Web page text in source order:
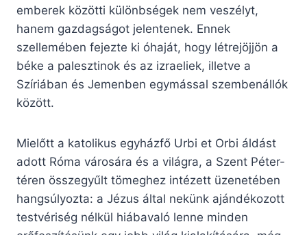
emberek közötti különbségek nem veszélyt,
hanem gazdagságot jelentenek. Ennek
szellemében fejezte ki óhaját, hogy létrejöjjön a
béke a palesztinok és az izraeliek, illetve a
Szíriában és Jemenben egymással szembenállók
között.
Mielőtt a katolikus egyházfő Urbi et Orbi áldást
adott Róma városára és a világra, a Szent Péter-
téren összegyűlt tömeghez intézett üzenetében
hangsúlyozta: a Jézus által nekünk ajándékozott
testvériség nélkül hiábavaló lenne minden